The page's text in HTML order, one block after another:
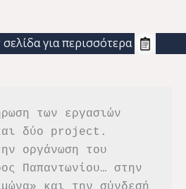
σελίδα για περισσότερα
δύο project.
οργάνωση του
Παπαντωνίου… στην